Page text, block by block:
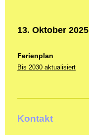
13. Oktober 2025
Ferienplan
Bis 2030 aktualisiert
Kontakt